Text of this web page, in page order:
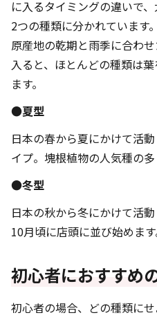
に入るタイミングの違いで
2つの種類に分かれています
原産地の乾期と雨季に合わ
入ると、ほとんどの種類は
ます。
●夏型
日本の春から夏にかけて活
イプ。塊根植物の人気種の多
●冬型
日本の秋から冬にかけて活
10月頃に店頭に並び始めます
初心者におすすめ
初心者の場合、どの種類に